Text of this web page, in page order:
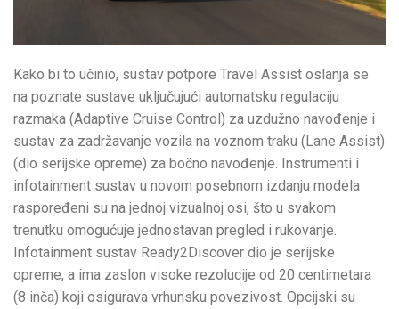
Kako bi to učinio, sustav potpore Travel Assist oslanja se
na poznate sustave uključujući automatsku regulaciju
razmaka (Adaptive Cruise Control) za uzdužno navođenje i
sustav za zadržavanje vozila na voznom traku (Lane Assist)
(dio serijske opreme) za bočno navođenje. Instrumenti i
infotainment sustav u novom posebnom izdanju modela
raspoređeni su na jednoj vizualnoj osi, što u svakom
trenutku omogućuje jednostavan pregled i rukovanje.
Infotainment sustav Ready2Discover dio je serijske
opreme, a ima zaslon visoke rezolucije od 20 centimetara
(8 inča) koji osigurava vrhunsku povezivost. Opcijski su